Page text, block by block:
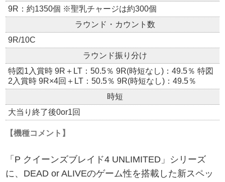
9R：約1350個 ※聖乳チャージは約300個
ラウンド・カウント数
9R/10C
ラウンド振り分け
特図1入賞時 9R＋LT：50.5％ 9R(時短なし)：49.5％ 特図
2入賞時 9R×4回＋LT：50.5％ 9R(時短なし)：49.5％
時短
大当り終了後0or1回
【機種コメント】
「P クイーンズブレイド4 UNLIMITED」シリーズ
に、DEAD or ALIVEのゲーム性を搭載した新スペッ